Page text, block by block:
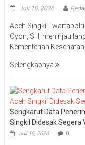
Juli 18, 2026
Aceh Singkil |
Oyon, SH, meninjau
Kementerian
Selengkapnya
Sengkarut Data
Singkil Didesak Segera
Juli 16, 2026 0